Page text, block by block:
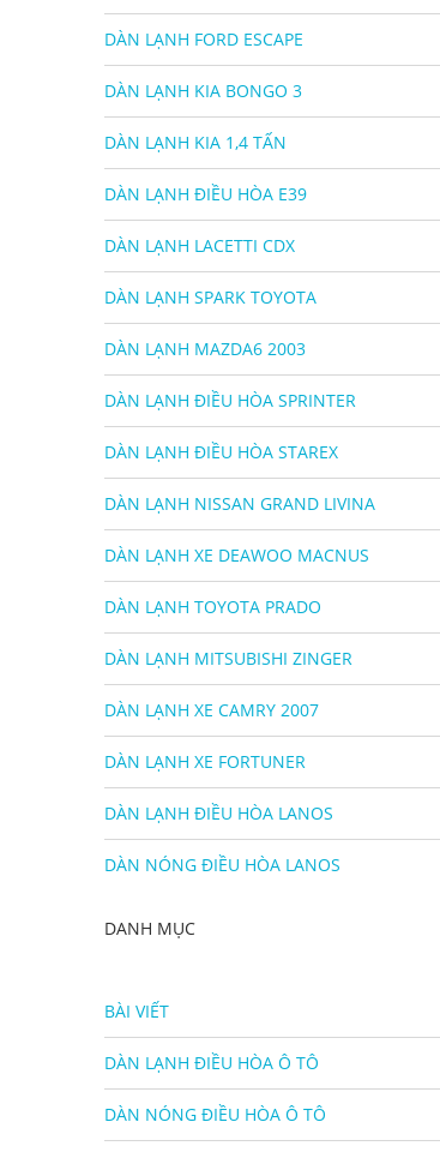
DÀN LẠNH FORD ESCAPE
DÀN LẠNH KIA BONGO 3
DÀN LẠNH KIA 1,4 TẤN
DÀN LẠNH ĐIỀU HÒA E39
DÀN LẠNH LACETTI CDX
DÀN LẠNH SPARK TOYOTA
DÀN LẠNH MAZDA6 2003
DÀN LẠNH ĐIỀU HÒA SPRINTER
DÀN LẠNH ĐIỀU HÒA STAREX
DÀN LẠNH NISSAN GRAND LIVINA
DÀN LẠNH XE DEAWOO MACNUS
DÀN LẠNH TOYOTA PRADO
DÀN LẠNH MITSUBISHI ZINGER
DÀN LẠNH XE CAMRY 2007
DÀN LẠNH XE FORTUNER
DÀN LẠNH ĐIỀU HÒA LANOS
DÀN NÓNG ĐIỀU HÒA LANOS
DANH MỤC
BÀI VIẾT
DÀN LẠNH ĐIỀU HÒA Ô TÔ
DÀN NÓNG ĐIỀU HÒA Ô TÔ